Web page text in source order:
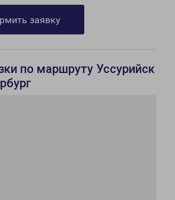
заявку
по маршруту Уссурийск